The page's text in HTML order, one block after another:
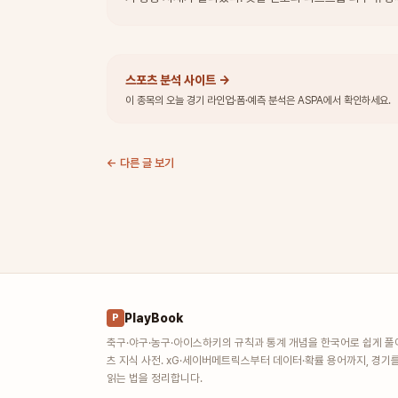
스포츠 분석 사이트 →
이 종목의 오늘 경기 라인업·폼·예측 분석은 ASPA에서 확인하세요.
← 다른 글 보기
P PlayBook
축구·야구·농구·아이스하키의 규칙과 통계 개념을 한국어로 쉽게 풀
츠 지식 사전. xG·세이버메트릭스부터 데이터·확률 용어까지, 경기
읽는 법을 정리합니다.